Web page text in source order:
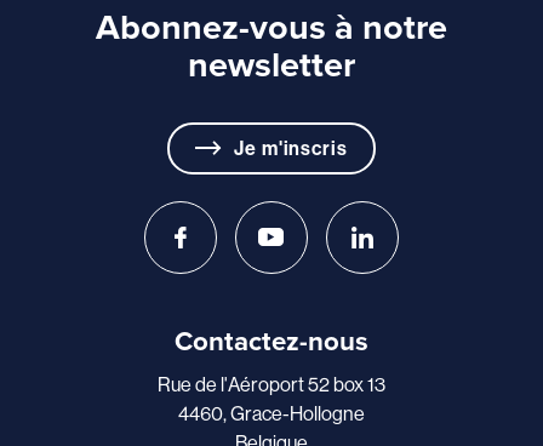
Abonnez-vous à notre
newsletter
Je m'inscris
Contactez-nous
Rue de l'Aéroport 52 box 13
4460, Grace-Hollogne